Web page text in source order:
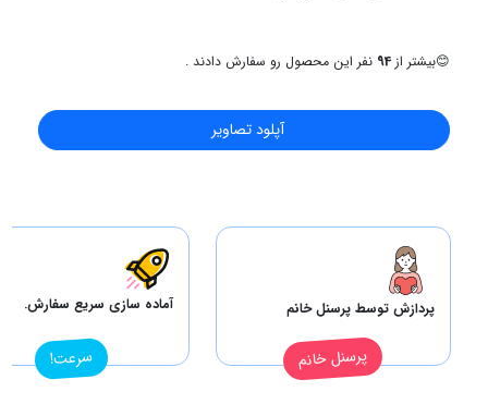
😊بیشتر از94 نفر این محصول رو سفارش دادند .
آپلود تصاویر
پردازش توسط پرسنل خانم
پرسنل خانم
آماده سازی سریع سفارش.
سرعت!